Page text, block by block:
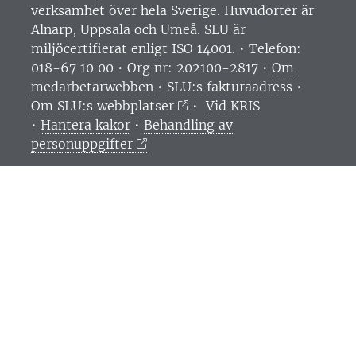
verksamhet över hela Sverige. Huvudorter är
Alnarp, Uppsala och Umeå. SLU är
miljöcertifierat enligt ISO 14001. • Telefon:
018-67 10 00 • Org nr: 202100-2817 • Om
medarbetarwebben • SLU:s fakturaadress •
Om SLU:s webbplatser
•Vid KRIS
• Hantera kakor • Behandling av
personuppgifter